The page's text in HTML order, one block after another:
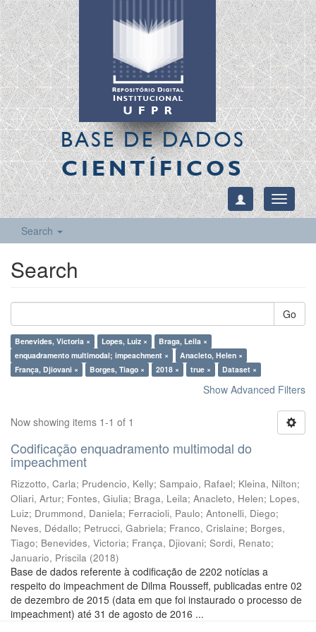
BASE DE DADOS
CIENTÍFICOS
Toggle
Search
Search
Go
Benevides, Victoria × Lopes, Luiz ×
Braga, Leila ×
enquadramento multimodal; impeachment ×
Anacleto, Helen ×
França, Djiovani ×
Borges, Tiago × 2018 × true × Dataset ×
Show Advanced Filters
Now showing items 1-1 of 1
Codificação enquadramento multimodal do
impeachment
Rizzotto, Carla; Prudencio, Kelly; Sampaio, Rafael; Kleina, Nilton;
Oliari, Artur; Fontes, Giulia; Braga, Leila; Anacleto, Helen; Lopes,
Luiz; Drummond, Daniela; Ferracioli, Paulo; Antonelli, Diego;
Neves, Dédallo; Petrucci, Gabriela; Franco, Crislaine; Borges,
Tiago; Benevides, Victoria; França, Djiovani; Sordi, Renato;
Januario, Priscila (2018)
Base de dados referente à codificação de 2202 notícias a
respeito do impeachment de Dilma Rousseff, publicadas entre 02
de dezembro de 2015 (data em que foi instaurado o processo de
impeachment) até 31 de agosto de 2016 ...